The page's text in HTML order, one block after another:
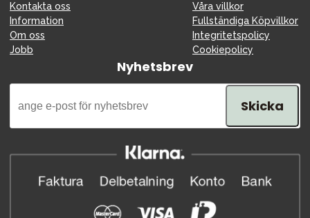
Kontakta oss
Information
Om oss
Jobb
Våra villkor
Fullständiga Köpvillkor
Integritetspolicy
Cookiepolicy
Nyhetsbrev
Skicka